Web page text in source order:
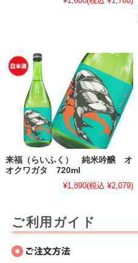
来福（らいふく） 純米吟醸 オ
オクワガタ 720ml
¥1,890(税込 ¥2,079)
ご利用ガイド